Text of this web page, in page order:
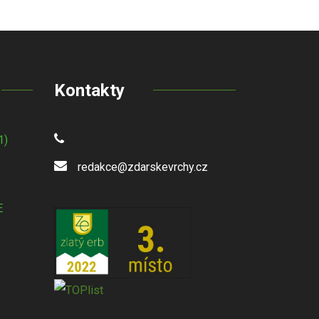
Kontakty
redakce@zdarskevrchy.cz